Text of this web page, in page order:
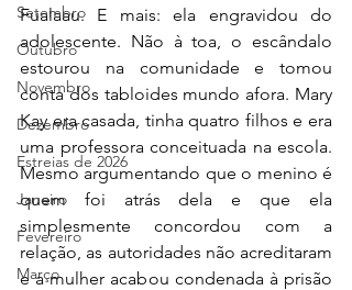
Setembro
Outubro
Novembro
Dezembro
Estreias de 2026
Janeiro
Fevereiro
Março
Fualaau. E mais: ela engravidou do
adolescente. Não à toa, o escândalo
estourou na comunidade e tomou
conta dos tabloides mundo afora. Mary
Kay era casada, tinha quatro filhos e era
uma professora conceituada na escola.
Mesmo argumentando que o menino é
quem foi atrás dela e que ela
simplesmente concordou com a
relação, as autoridades não acreditaram
e a mulher acabou condenada à prisão